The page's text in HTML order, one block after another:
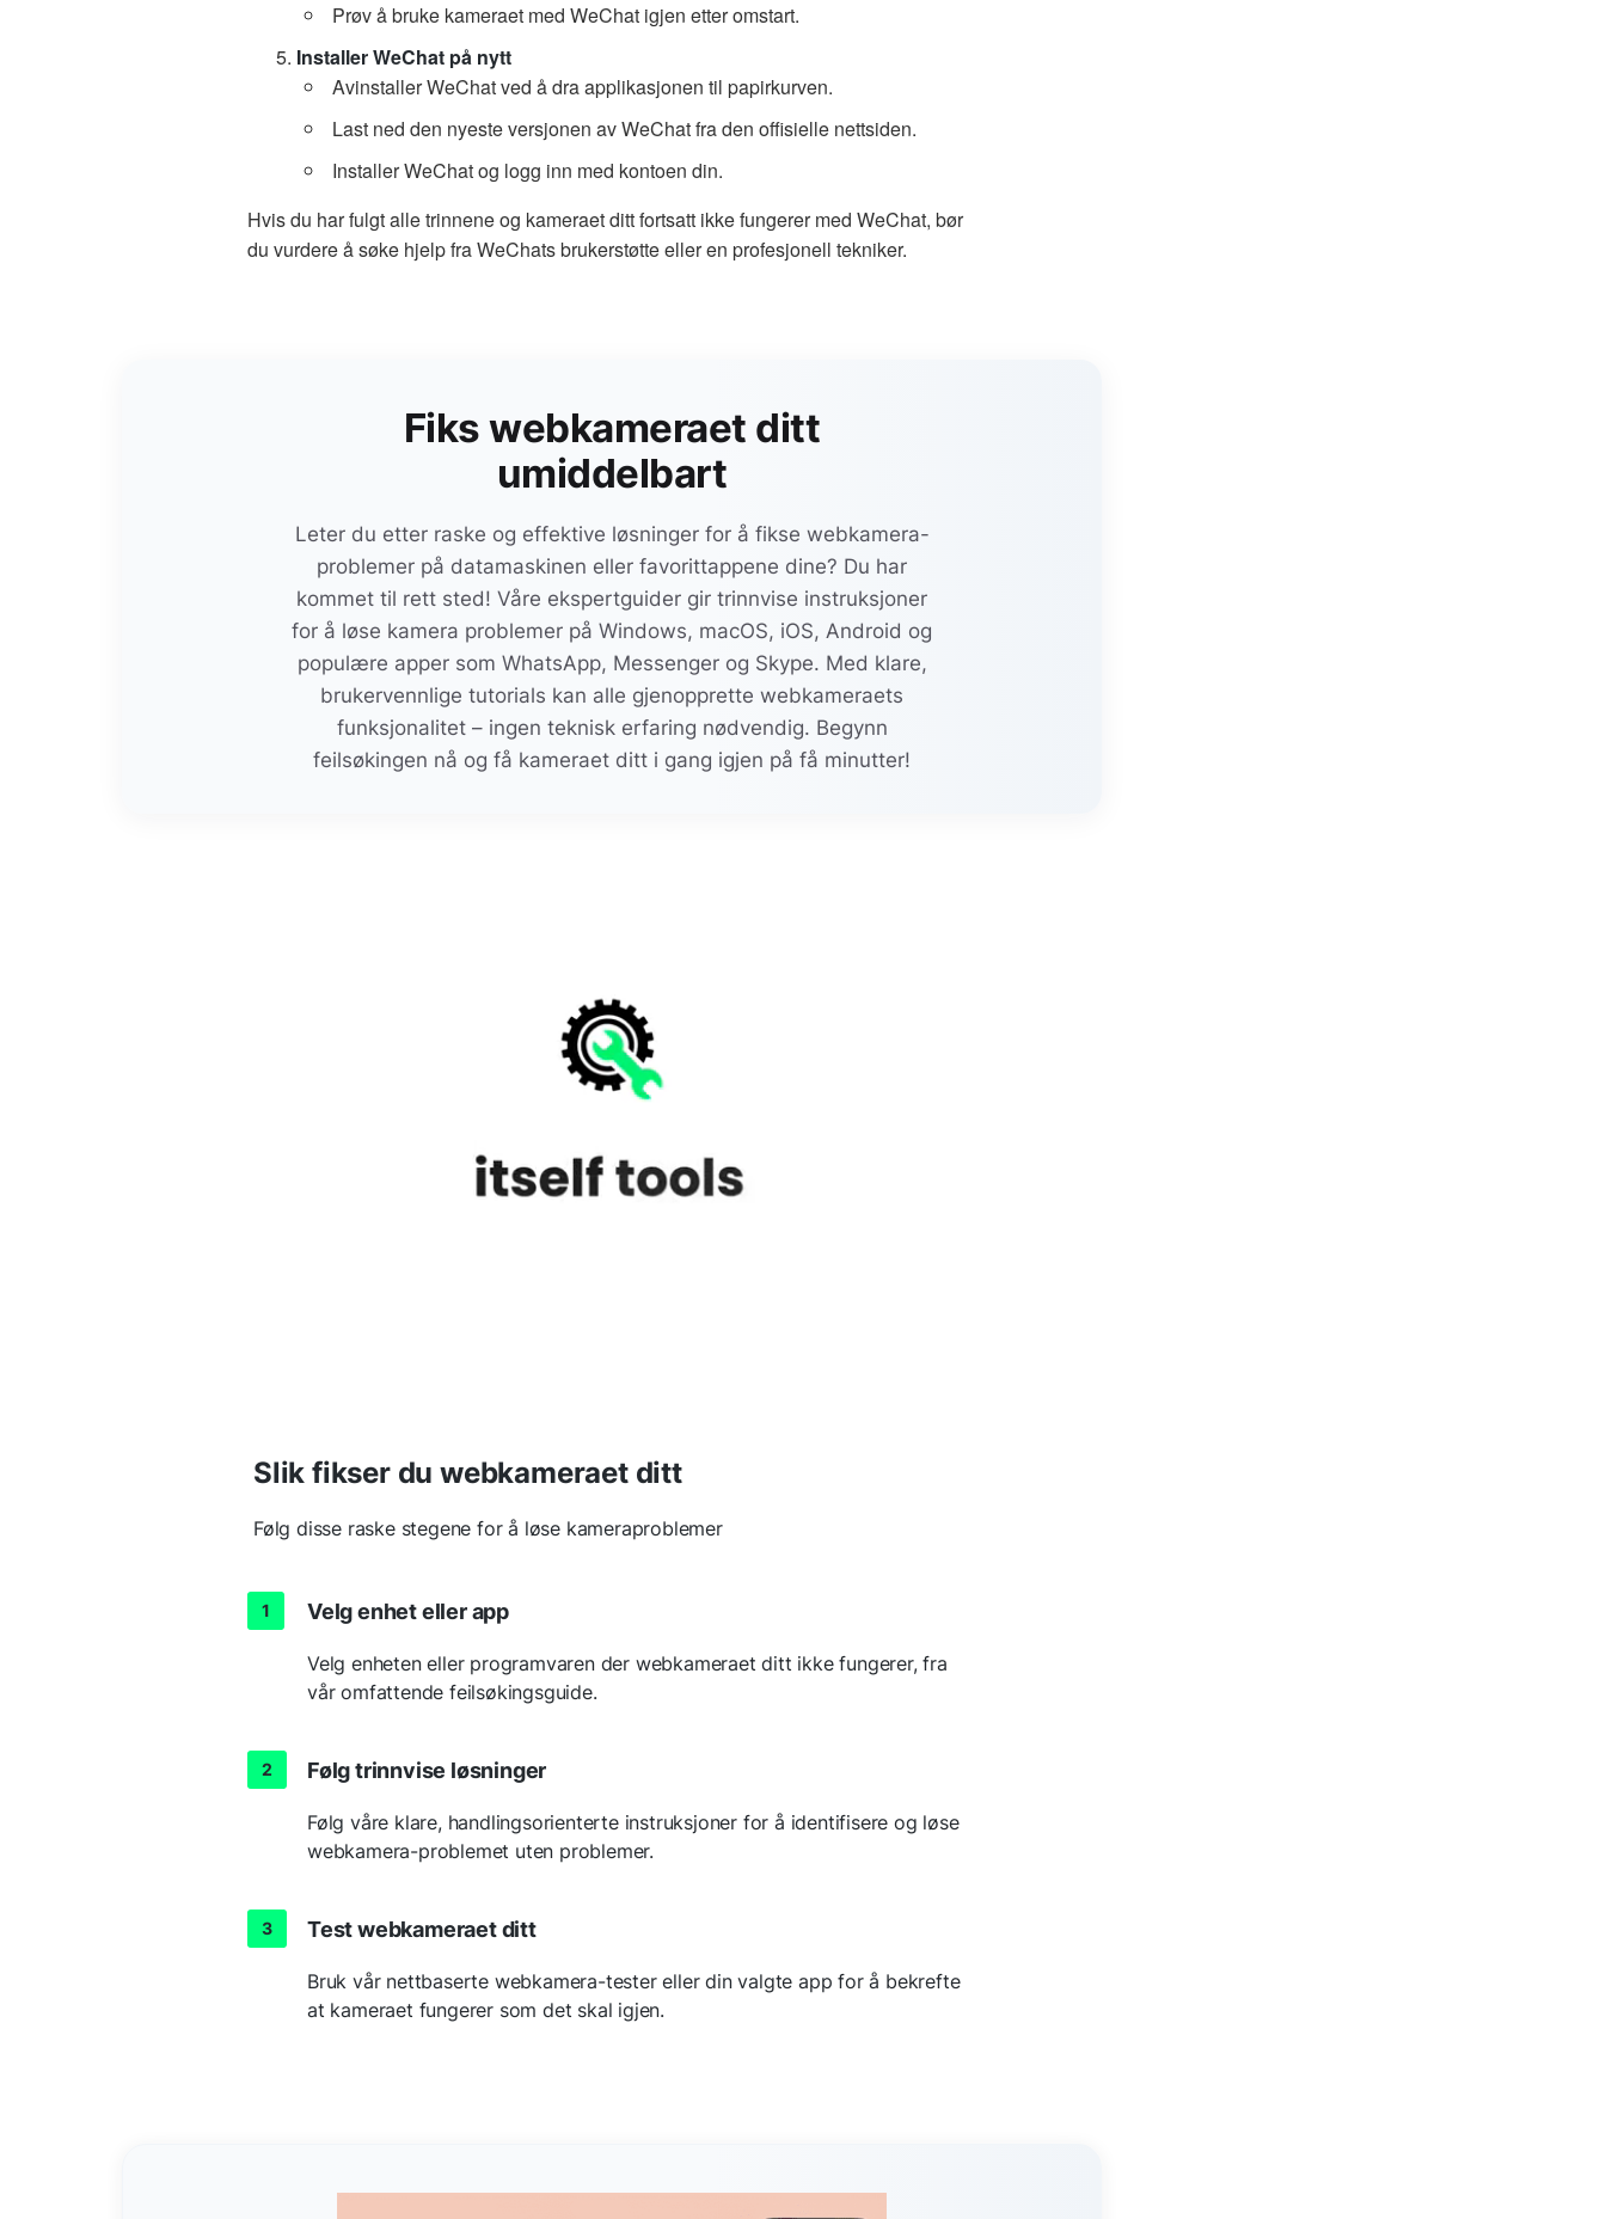
Prøv å bruke kameraet med WeChat igjen etter omstart.
Installer WeChat på nytt
Avinstaller WeChat ved å dra applikasjonen til papirkurven.
Last ned den nyeste versjonen av WeChat fra den offisielle nettsiden.
Installer WeChat og logg inn med kontoen din.
Hvis du har fulgt alle trinnene og kameraet ditt fortsatt ikke fungerer med WeChat, bør
du vurdere å søke hjelp fra WeChats brukerstøtte eller en profesjonell tekniker.
Fiks webkameraet ditt
umiddelbart
Leter du etter raske og effektive løsninger for å fikse webkamera-
problemer på datamaskinen eller favorittappene dine? Du har
kommet til rett sted! Våre ekspertguider gir trinnvise instruksjoner
for å løse kamera problemer på Windows, macOS, iOS, Android og
populære apper som WhatsApp, Messenger og Skype. Med klare,
brukervennlige tutorials kan alle gjenopprette webkameraets
funksjonalitet – ingen teknisk erfaring nødvendig. Begynn
feilsøkingen nå og få kameraet ditt i gang igjen på få minutter!
Slik fikser du webkameraet ditt
Følg disse raske stegene for å løse kameraproblemer
Velg enhet eller app
Velg enheten eller programvaren der webkameraet ditt ikke fungerer, fra
vår omfattende feilsøkingsguide.
Følg trinnvise løsninger
Følg våre klare, handlingsorienterte instruksjoner for å identifisere og løse
webkamera-problemet uten problemer.
Test webkameraet ditt
Bruk vår nettbaserte webkamera-tester eller din valgte app for å bekrefte
at kameraet fungerer som det skal igjen.